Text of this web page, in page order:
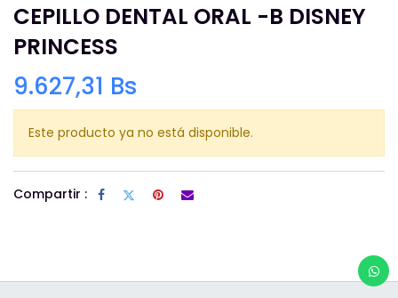
CEPILLO DENTAL ORAL -B DISNEY
PRINCESS
9.627,31 Bs
Este producto ya no está disponible.
Compartir :